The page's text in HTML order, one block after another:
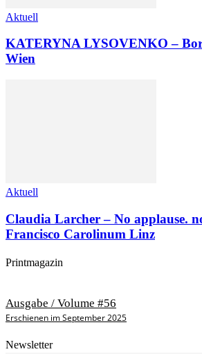
Aktuell
KATERYNA LYSOVENKO –
Wien
Aktuell
Claudia Larcher – No applause.
Francisco Carolinum Linz
Printmagazin
Ausgabe / Volume #56
Erschienen im September 2025
Newsletter